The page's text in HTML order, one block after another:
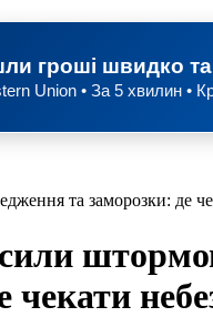
гроші швидко
Union • За 5 хвилин •
та заморозки: де